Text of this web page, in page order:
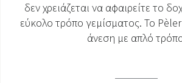
δεν χρειάζεται να αφαιρείτε το
εύκολο τρόπο γεμίσματος. Το
άνεση με απλό